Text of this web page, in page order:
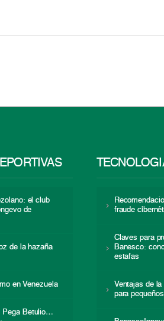
el club
de
de la hazaña
en Venezuela
Pega Betulio…
fraude
Claves para
Banesco:
estafas
Ventajas de la
para